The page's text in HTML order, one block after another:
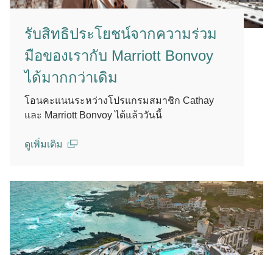
รับสิทธิประโยชน์จากความร่วม
มือของเรากับ Marriott Bonvoy
ได้มากกว่าเดิม
โอนคะแนนระหว่างโปรแกรมสมาชิก Cathay
และ Marriott Bonvoy ได้แล้ววันนี้
ดูเพิ่มเติม